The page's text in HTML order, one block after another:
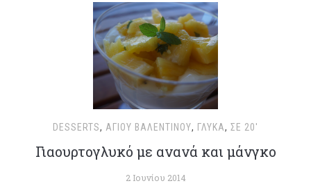
DESSERTS, ΑΓΊΟΥ ΒΑΛΕΝΤΊΝΟΥ, ΓΛΥΚΆ, ΣΕ 20'
Γιαουρτογλυκό με ανανά και μάνγκο
2 Ιουνίου 2014